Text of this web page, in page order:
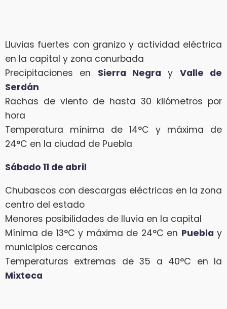
Lluvias fuertes con granizo y actividad eléctrica
en la capital y zona conurbada
Precipitaciones en Sierra Negra y Valle de
Serdán
Rachas de viento de hasta 30 kilómetros por
hora
Temperatura mínima de 14°C y máxima de
24°C en la ciudad de Puebla
Sábado 11 de abril
Chubascos con descargas eléctricas en la zona
centro del estado
Menores posibilidades de lluvia en la capital
Mínima de 13°C y máxima de 24°C en Puebla y
municipios cercanos
Temperaturas extremas de 35 a 40°C en la
Mixteca